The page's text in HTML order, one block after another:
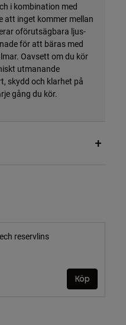
i kombination med
att inget kommer mellan
oförutsägbara ljus-
för att bäras med
Oavsett om du kör
utmanande
skydd och klarhet på
gång du kör.
reservlins
Köp